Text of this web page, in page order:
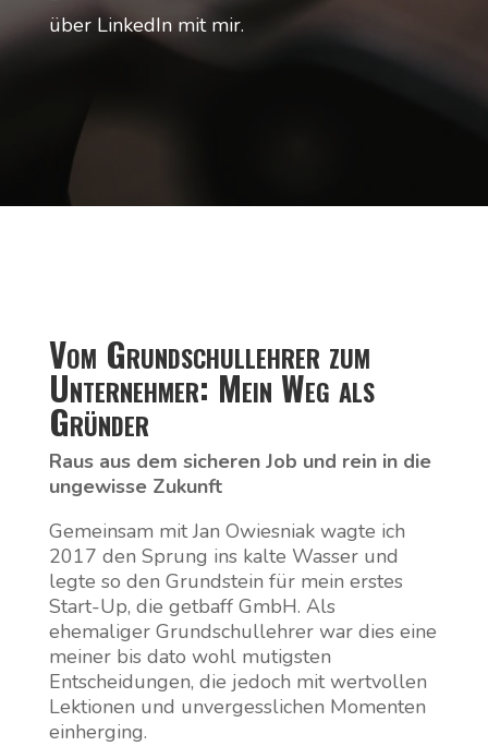
über LinkedIn mit mir.
Vom Grundschullehrer zum
Unternehmer: Mein Weg als
Gründer
Raus aus dem sicheren Job und rein in die
ungewisse Zukunft
Gemeinsam mit Jan Owiesniak wagte ich
2017 den Sprung ins kalte Wasser und
legte so den Grundstein für mein erstes
Start-Up, die getbaff GmbH. Als
ehemaliger Grundschullehrer war dies eine
meiner bis dato wohl mutigsten
Entscheidungen, die jedoch mit wertvollen
Lektionen und unvergesslichen Momenten
einherging.